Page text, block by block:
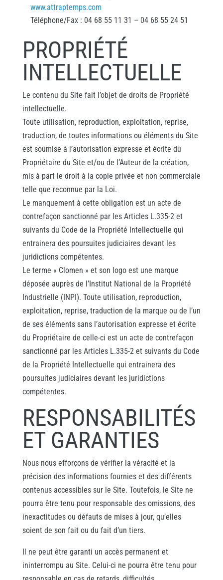
www.attraptemps.com
Téléphone/Fax : 04 68 55 11 31 – 04 68 55 24 51
PROPRIÉTÉ
INTELLECTUELLE
Le contenu du Site fait l’objet de droits de Propriété
intellectuelle.
Toute utilisation, reproduction, exploitation, reprise,
traduction, de toutes informations ou éléments du Site
est soumise à l’autorisation expresse et écrite du
Propriétaire du Site et/ou de l’Auteur de la création,
mis à part le droit à la copie privée et non commerciale
telle que reconnue par la Loi.
Le manquement à cette obligation est un acte de
contrefaçon sanctionné par les Articles L.335-2 et
suivants du Code de la Propriété Intellectuelle qui
entrainera des poursuites judiciaires devant les
juridictions compétentes.
Le terme « Clomen » et son logo est une marque
déposée auprès de l’Institut National de la Propriété
Industrielle (INPI). Toute utilisation, reproduction,
exploitation, reprise, traduction de la marque ou de l’un
de ses éléments sans l’autorisation expresse et écrite
du Propriétaire de celle-ci est un acte de contrefaçon
sanctionné par les Articles L.335-2 et suivants du Code
de la Propriété Intellectuelle qui entrainera des
poursuites judiciaires devant les juridictions
compétentes.
RESPONSABILITÉS
ET GARANTIES
Nous nous efforçons de vérifier la véracité et la
précision des informations fournies et des différents
contenus accessibles sur le Site. Toutefois, le Site ne
pourra être tenu pour responsable des omissions, des
inexactitudes ou défauts de mises à jour, qu’elles
soient de son fait ou du fait d’un tiers.
Il ne peut être garanti un accès permanent et
ininterrompu au Site. Celui-ci ne pourra être tenu pour